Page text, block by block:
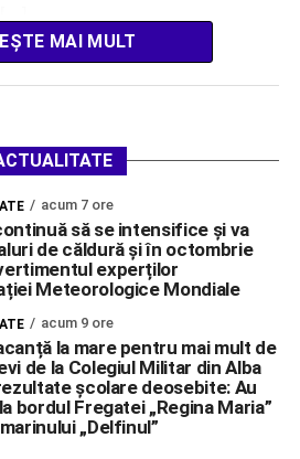
MAI MULT
acum 7 ore
să se intensifice și va
de căldură și în octombrie
experților
Meteorologice Mondiale
acum 9 ore
la mare pentru mai mult de
de la Colegiul Militar din Alba
școlare deosebite: Au
bordul Fregatei „Regina Maria”
„Delfinul”